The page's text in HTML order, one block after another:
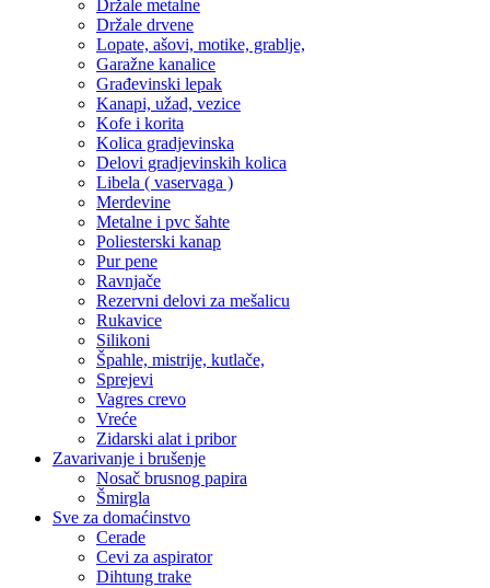
Držale metalne
Držale drvene
Lopate, ašovi, motike, grablje,
Garažne kanalice
Građevinski lepak
Kanapi, užad, vezice
Kofe i korita
Kolica gradjevinska
Delovi gradjevinskih kolica
Libela ( vaservaga )
Merdevine
Metalne i pvc šahte
Poliesterski kanap
Pur pene
Ravnjače
Rezervni delovi za mešalicu
Rukavice
Silikoni
Špahle, mistrije, kutlače,
Sprejevi
Vagres crevo
Vreće
Zidarski alat i pribor
Zavarivanje i brušenje
Nosač brusnog papira
Šmirgla
Sve za domaćinstvo
Cerade
Cevi za aspirator
Dihtung trake